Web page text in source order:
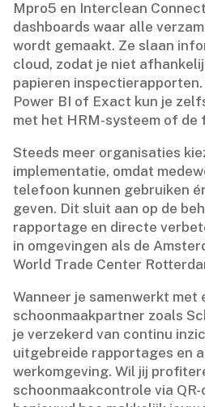
Mpro5 en Interclean
dashboards waar alle
wordt gemaakt.​ Ze slaan
cloud, zodat je niet
papieren
Power BI of Exact kun je
met het HRM-systeem of de
Steeds meer organisaties
implementatie, omdat
telefoon kunnen gebruiken
geven.​ Dit sluit aan op de
rapportage en directe
in omgevingen als de
World Trade Center
Wanneer je samenwerkt met
schoonmaakpartner zoals
je verzekerd van continu
uitgebreide rapportages en
werkomgeving.​ Wil jij
schoonmaakcontrole via QR-